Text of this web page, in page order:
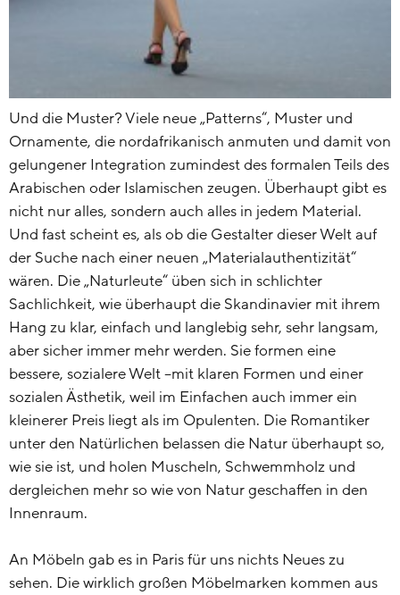
Und die Muster? Viele neue „Patterns“, Muster und
Ornamente, die nordafrikanisch anmuten und damit von
gelungener Integration zumindest des formalen Teils des
Arabischen oder Islamischen zeugen. Überhaupt gibt es
nicht nur alles, sondern auch alles in jedem Material.
Und fast scheint es, als ob die Gestalter dieser Welt auf
der Suche nach einer neuen „Materialauthentizität“
wären. Die „Naturleute“ üben sich in schlichter
Sachlichkeit, wie überhaupt die Skandinavier mit ihrem
Hang zu klar, einfach und langlebig sehr, sehr langsam,
aber sicher immer mehr werden. Sie formen eine
bessere, sozialere Welt –mit klaren Formen und einer
sozialen Ästhetik, weil im Einfachen auch immer ein
kleinerer Preis liegt als im Opulenten. Die Romantiker
unter den Natürlichen belassen die Natur überhaupt so,
wie sie ist, und holen Muscheln, Schwemmholz und
dergleichen mehr so wie von Natur geschaffen in den
Innenraum.
An Möbeln gab es in Paris für uns nichts Neues zu
sehen. Die wirklich großen Möbelmarken kommen aus